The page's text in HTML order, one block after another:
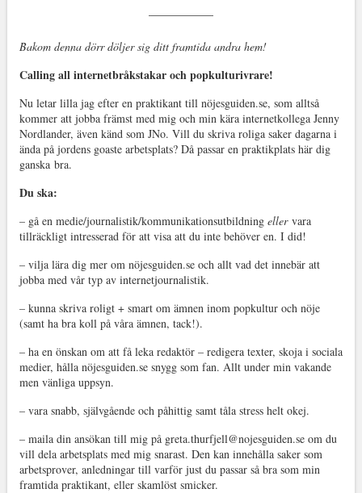
Bakom denna dörr döljer sig ditt framtida andra hem!
Calling all internetbråkstakar och popkulturivrare!
Nu letar lilla jag efter en praktikant till nöjesguiden.se, som alltså
kommer att jobba främst med mig och min kära internetkollega Jenny
Nordlander, även känd som JNo. Vill du skriva roliga saker dagarna i
ända på jordens goaste arbetsplats? Då passar en praktikplats här dig
ganska bra.
Du ska:
– gå en medie/journalistik/kommunikationsutbildning ellervara
tillräckligt intresserad för att visa att du inte behöver en. I did!
– vilja lära dig mer om nöjesguiden.se och allt vad det innebär att
jobba med vår typ av internetjournalistik.
– kunna skriva roligt + smart om ämnen inom popkultur och nöje
(samt ha bra koll på våra ämnen, tack!).
– ha en önskan om att få leka redaktör – redigera texter, skoja i sociala
medier, hålla nöjesguiden.se snygg som fan. Allt under min vakande
men vänliga uppsyn.
– vara snabb, självgående och påhittig samt tåla stress helt okej.
– maila din ansökan till mig på greta.thurfjell@nojesguiden.se om du
vill dela arbetsplats med mig snarast. Den kan innehålla saker som
arbetsprover, anledningar till varför just du passar så bra som min
framtida praktikant, eller skamlöst smicker.